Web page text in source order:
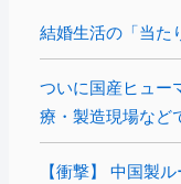
結婚生活の「当た
ついに国産ヒュー
療・製造現場など
【衝撃】 中国製